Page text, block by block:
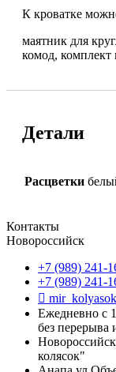
К кроватке
маятник для
комод, комплект
Детали
Расцветки
Контакты
Новороссийск
+7 (989) 241-
+7 (989) 241-
Ежедневно с
без
колясок"